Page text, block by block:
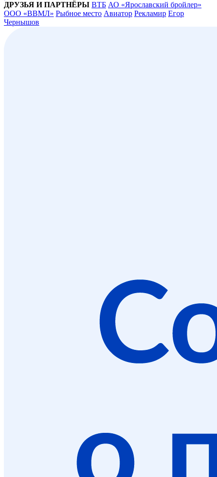
ДРУЗЬЯ И ПАРТНЁРЫ ВТБ АО «Ярославский бройлер»
ООО «ВВМЛ» Рыбное место Авиатор Рекламир Егор
Чернышов